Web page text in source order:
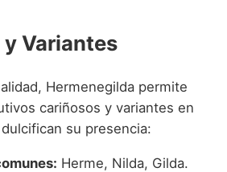
Variantes
Hermenegilda permite
cariñosos y variantes en
su presencia:
Herme, Nilda, Gilda.